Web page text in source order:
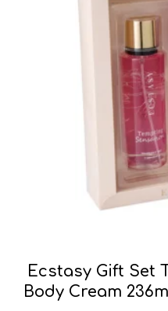
Ecstasy Gift Set
Body Cream